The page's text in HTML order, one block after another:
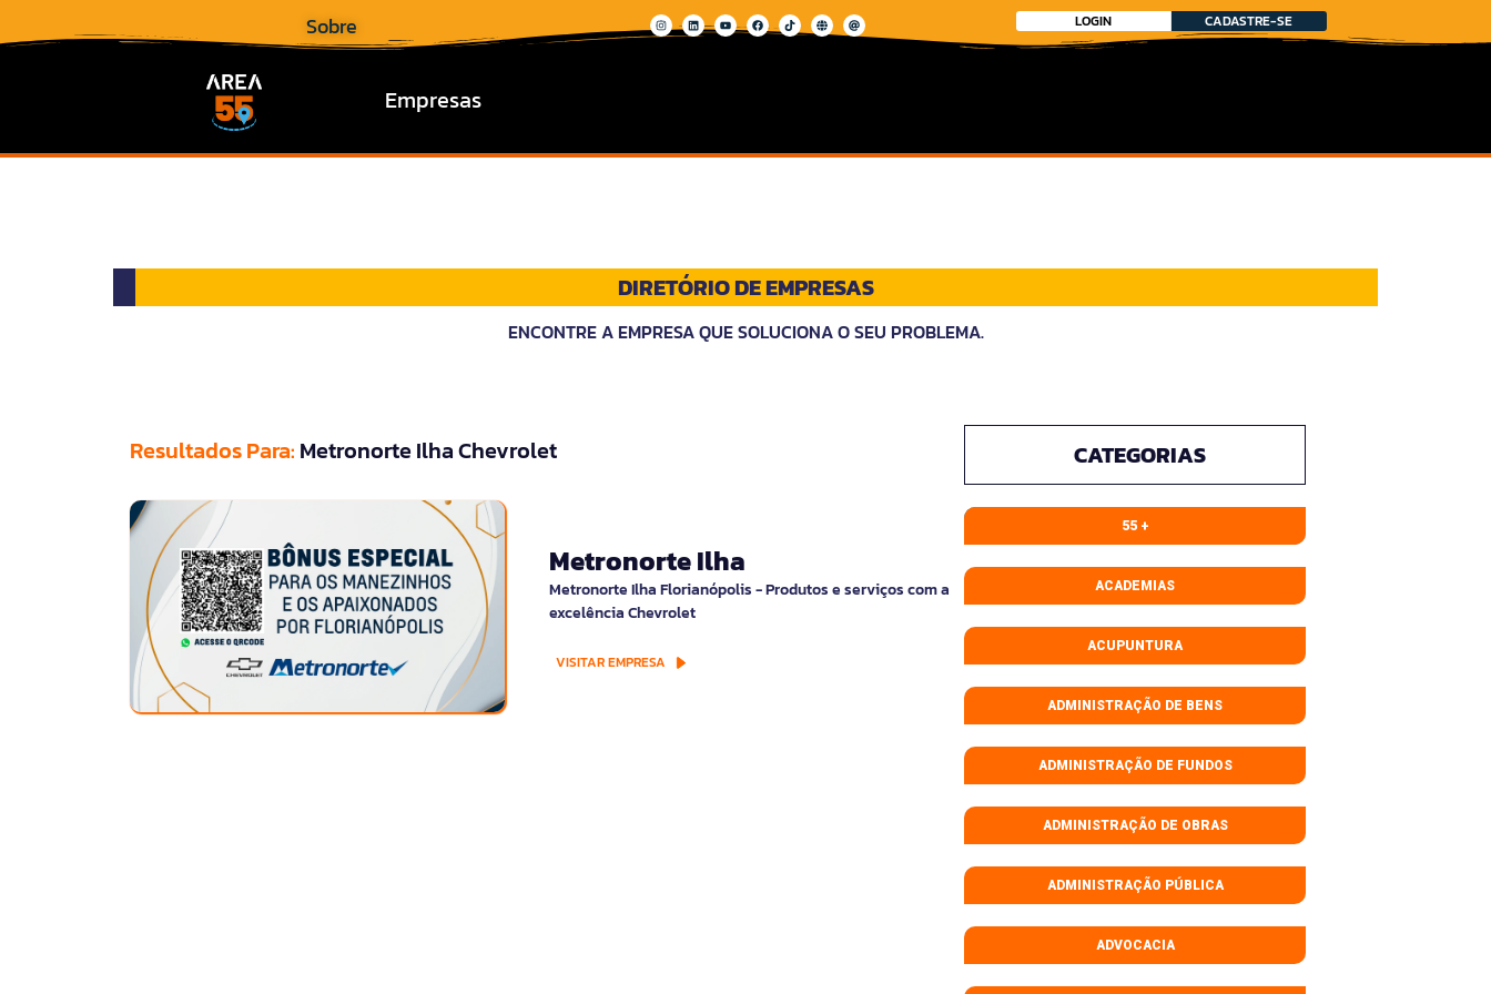
Sobre LOGIN CADASTRE-SE
Empresas
DIRETÓRIO DE EMPRESAS
ENCONTRE A EMPRESA QUE SOLUCIONA O SEU PROBLEMA.
Resultados Para: Metronorte Ilha Chevrolet
Metronorte Ilha
Metronorte Ilha Florianópolis - Produtos e serviços com a
excelência Chevrolet
VISITAR EMPRESA
CATEGORIAS
55 +
ACADEMIAS
ACUPUNTURA
ADMINISTRAÇÃO DE BENS
ADMINISTRAÇÃO DE FUNDOS
ADMINISTRAÇÃO DE OBRAS
ADMINISTRAÇÃO PÚBLICA
ADVOCACIA